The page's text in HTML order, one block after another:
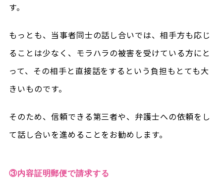
す。
もっとも、当事者同士の話し合いでは、相手方も応じ
ることは少なく、モラハラの被害を受けている方にと
って、その相手と直接話をするという負担もとても大
きいものです。
そのため、信頼できる第三者や、弁護士への依頼をし
て話し合いを進めることをお勧めします。
③内容証明郵便で請求する